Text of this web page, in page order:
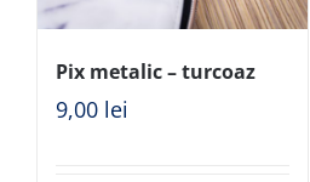
Pix metalic – turcoaz
9,00 lei